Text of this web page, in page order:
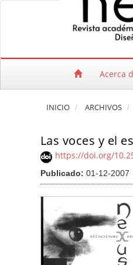
Salto rápido al contenido de la
Navegación principal
Acerca
INICIO ARCHIVOS
Las voces y el
https://doi.org/
Publicado: 01-12-2007
Barra lateral del